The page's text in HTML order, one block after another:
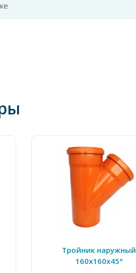
Тройник наружный
160х160х45°